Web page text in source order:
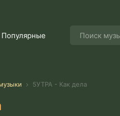
Популярные
5УТРА - Как дела